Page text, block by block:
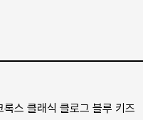
록스 클래식 클로그 블루 키즈